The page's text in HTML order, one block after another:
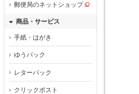
郵便局のネットショップ
商品・サービス
手紙・はがき
ゆうパック
レターパック
クリックポスト